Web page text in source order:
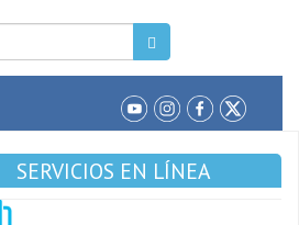
SERVICIOS EN LÍNEA